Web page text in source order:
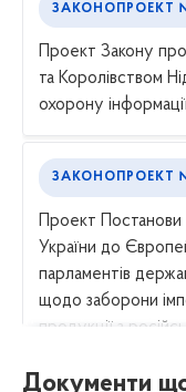
ЗАКОНОПРОЕКТ
Проект Закону
та Королівством
охорону
ЗАКОНОПРОЕКТ
Проект Постанови
України до
парламентів
щодо заборони
продукції з
Документи